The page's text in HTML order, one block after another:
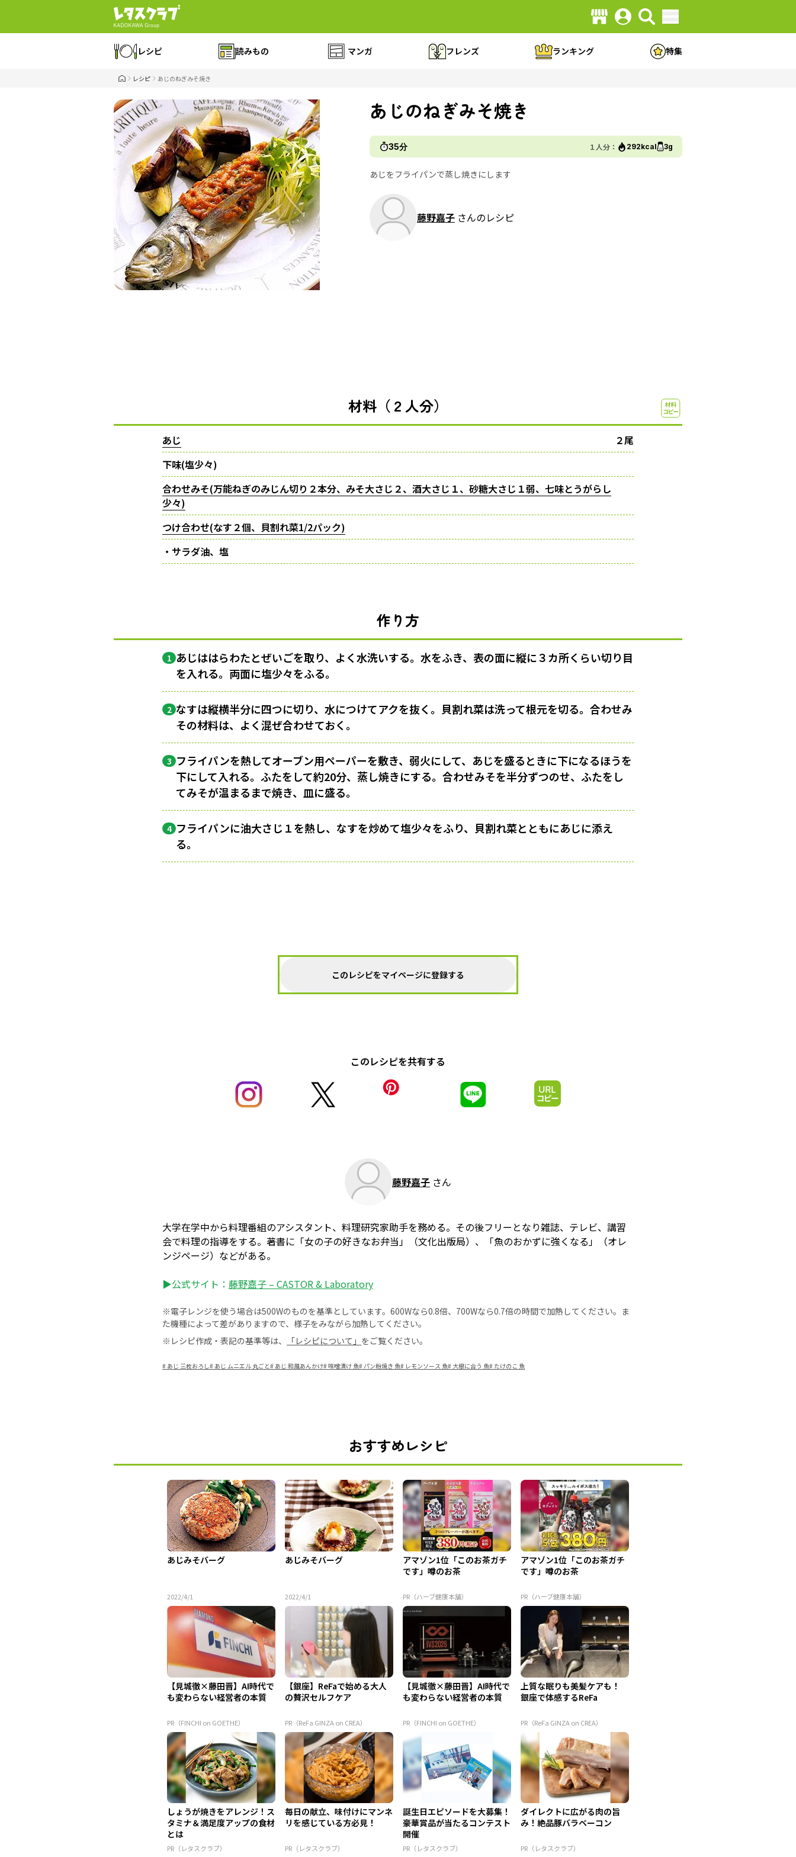
レシピ 読みもの マンガ フレンズ ランキング 特集
レシピ あじのねぎみそ焼き
あじのねぎみそ焼き
35分 １人分： 292kcal 3g
あじをフライパンで蒸し焼きにします
藤野嘉子 さんのレシピ
材料（２人分）
あじ
２尾
下味(塩少々)
合わせみそ(万能ねぎのみじん切り２本分、みそ大さじ２、酒大さじ１、砂糖大さじ１弱、七味とうがらし
少々)
つけ合わせ(なす２個、貝割れ菜1/2パック)
・サラダ油、塩
作り方
1 あじははらわたとぜいごを取り、よく水洗いする。水をふき、表の面に縦に３カ所くらい切り目
を入れる。両面に塩少々をふる。
2 なすは縦横半分に四つに切り、水につけてアクを抜く。貝割れ菜は洗って根元を切る。合わせみ
その材料は、よく混ぜ合わせておく。
3 フライパンを熱してオーブン用ペーパーを敷き、弱火にして、あじを盛るときに下になるほうを
下にして入れる。ふたをして約20分、蒸し焼きにする。合わせみそを半分ずつのせ、ふたをし
てみそが温まるまで焼き、皿に盛る。
4 フライパンに油大さじ１を熱し、なすを炒めて塩少々をふり、貝割れ菜とともにあじに添え
る。
このレシピをマイページに登録する
このレシピを共有する
藤野嘉子 さん
大学在学中から料理番組のアシスタント、料理研究家助手を務める。その後フリーとなり雑誌、テレビ、講習
会で料理の指導をする。著書に「女の子の好きなお弁当」（文化出版局）、「魚のおかずに強くなる」（オレ
ンジページ）などがある。
▶公式サイト： 藤野嘉子 – CASTOR & Laboratory
※電子レンジを使う場合は500Wのものを基準としています。600Wなら0.8倍、700Wなら0.7倍の時間で加熱してください。ま
た機種によって差がありますので、様子をみながら加熱してください。
※レシピ作成・表記の基準等は、
「レシピについて」 をご覧ください。
# あじ 三枚おろし# あじ ムニエル 丸ごと# あじ 和風あんかけ#味噌漬け 魚#パン粉焼き 魚# レモンソース 魚# 大根に合う 魚# たけのこ 魚
おすすめレシピ
あじみそバーグ
2022/4/1
あじみそバーグ
2022/4/1
アマゾン1位「このお茶ガチ
です」噂のお茶
PR（ハーブ健康本舗）
アマゾン1位「このお茶ガチ
です」噂のお茶
PR（ハーブ健康本舗）
【見城徹×藤田晋】AI時代で
も変わらない経営者の本質
PR（FINCHI on GOETHE）
【銀座】ReFaで始める大人
の贅沢セルフケア
PR（ReFa GINZA on CREA）
【見城徹×藤田晋】AI時代で
も変わらない経営者の本質
PR（FINCHI on GOETHE）
上質な眠りも美髪ケアも！
銀座で体感するReFa
PR（ReFa GINZA on CREA）
しょうが焼きをアレンジ！ス
タミナ＆満足度アップの食材
とは
PR（レタスクラブ）
毎日の献立、味付けにマンネ
リを感じている方必見！
PR（レタスクラブ）
誕生日エピソードを大募集！
豪華賞品が当たるコンテスト
開催
PR（レタスクラブ）
ダイレクトに広がる肉の旨
み！絶品豚バラベーコン
PR（レタスクラブ）